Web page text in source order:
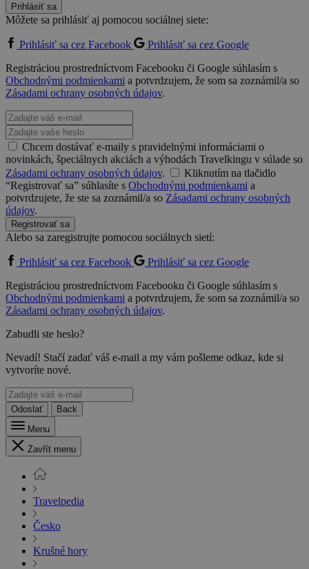
Prihlásiť sa
Môžete sa prihlásiť aj pomocou sociálnej siete:
Prihlásiť sa cez Facebook
Prihlásiť sa cez Google
Registráciou prostredníctvom Facebooku či Google súhlasím s
Obchodnými podmienkami a potvrdzujem, že som sa zoznámil/a so
Zásadami ochrany osobných údajov.
Chcem dostávať e-maily s pravidelnými informáciami o
novinkách, špeciálnych akciách a výhodách Travelkingu v súlade so
Zásadami ochrany osobných údajov.
Kliknutím na tlačidlo
“Registrovať sa” súhlasíte s Obchodnými podmienkami a
potvrdzujete, že ste sa zoznámil/a so Zásadami ochrany osobných
údajov.
Registrovať sa
Alebo sa zaregistrujte pomocou sociálnych sietí:
Prihlásiť sa cez Facebook
Prihlásiť sa cez Google
Registráciou prostredníctvom Facebooku či Google súhlasím s
Obchodnými podmienkami a potvrdzujem, že som sa zoznámil/a so
Zásadami ochrany osobných údajov.
Zabudli ste heslo?
Nevadí! Stačí zadať váš e-mail a my vám pošleme odkaz, kde si
vytvoríte nové.
Odoslať
Back
Menu
Zavřít menu
Travelpedia
Česko
Krušné hory